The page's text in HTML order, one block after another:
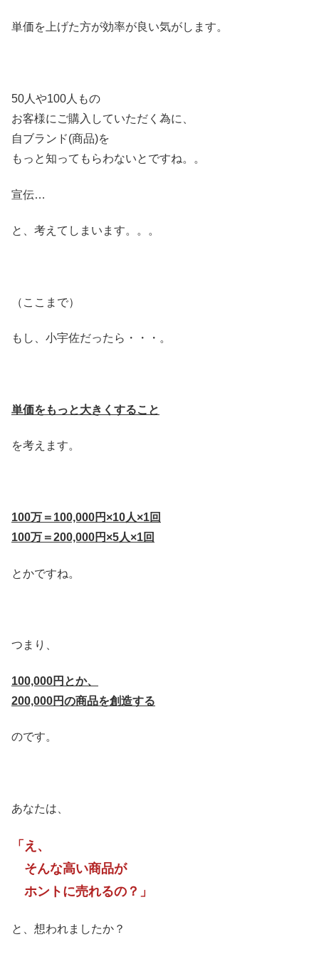
単価を上げた方が効率が良い気がします。
50人や100人もの
お客様にご購入していただく為に、
自ブランド(商品)を
もっと知ってもらわないとですね。。
宣伝…
と、考えてしまいます。。。
（ここまで）
もし、小宇佐だったら・・・。
単価をもっと大きくすること
を考えます。
100万＝100,000円×10人×1回
100万＝200,000円×5人×1回
とかですね。
つまり、
100,000円とか、
200,000円の商品を創造する
のです。
あなたは、
「え、
そんな高い商品が
ホントに売れるの？」
と、想われましたか？